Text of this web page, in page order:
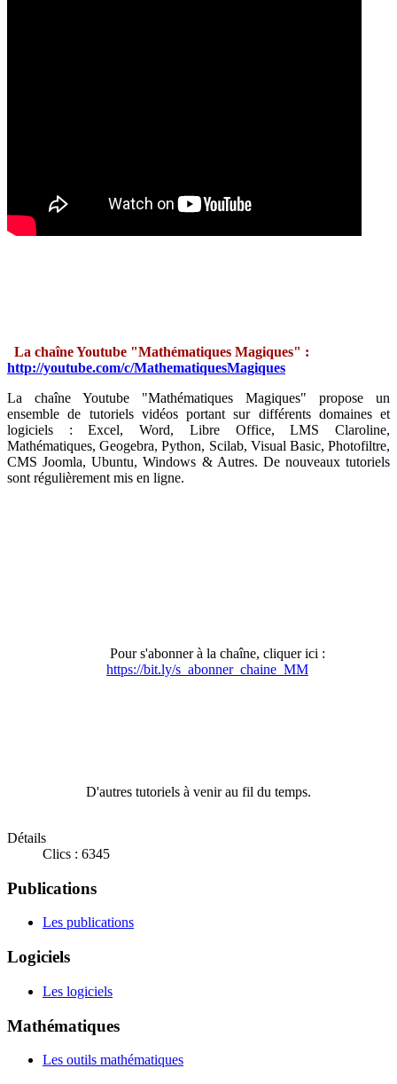
La chaîne Youtube "Mathématiques Magiques" :
http://youtube.com/c/MathematiquesMagiques
La chaîne Youtube "Mathématiques Magiques" propose un
ensemble de tutoriels vidéos portant sur différents domaines et
logiciels : Excel, Word, Libre Office, LMS Claroline,
Mathématiques, Geogebra, Python, Scilab, Visual Basic, Photofiltre,
CMS Joomla, Ubuntu, Windows & Autres. De nouveaux tutoriels
sont régulièrement mis en ligne.
Pour s'abonner à la chaîne, cliquer ici :
https://bit.ly/s_abonner_chaine_MM
D'autres tutoriels à venir au fil du temps.
Détails
Clics : 6345
Publications
Les publications
Logiciels
Les logiciels
Mathématiques
Les outils mathématiques